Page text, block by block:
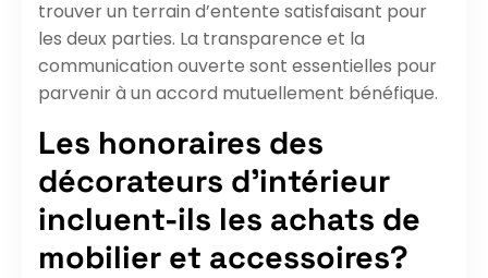
trouver un terrain d’entente satisfaisant pour
les deux parties. La transparence et la
communication ouverte sont essentielles pour
parvenir à un accord mutuellement bénéfique.
Les honoraires des
décorateurs d’intérieur
incluent-ils les achats de
mobilier et accessoires?